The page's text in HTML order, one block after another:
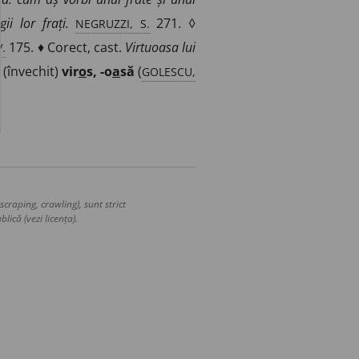
lor frați. NEGRUZZI, S. 271. ◊
175. ♦ Corect, cast. Virtuoasa lui
viros, -oasă (GOLESCU,
crawling), sunt strict
(vezi licența).